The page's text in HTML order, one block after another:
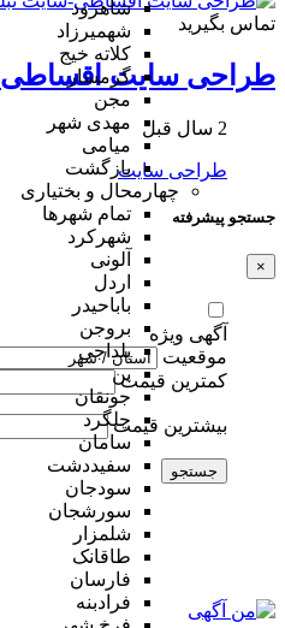
شاهرود
شهمیرزاد
کلاته خیج
گرمسار
مجن
مهدی شهر
میامی
بازگشت
چهارمحال و بختیاری
تمام شهر‌ها
شهرکرد
آلونی
اردل
باباحیدر
بروجن
بلداجی
بن
جونقان
چلگرد
سامان
سفیددشت
سودجان
سورشجان
شلمزار
طاقانک
فارسان
فرادبنه
تماس بگیرید
طراحی سایت اقساطی
2 سال قبل
طراحی سایت
جستجو پیشرفته
×
آگهی ویژه
موقعیت
کمترین قیمت
بیشترین قیمت
جستجو